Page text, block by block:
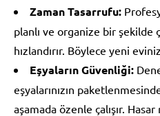
Zaman Tasarrufu:
planlı ve organize bir şekilde
hızlandırır. Böylece yeni
Eşyaların Güvenliği:
eşyalarınızın
aşamada özenle çalışır.